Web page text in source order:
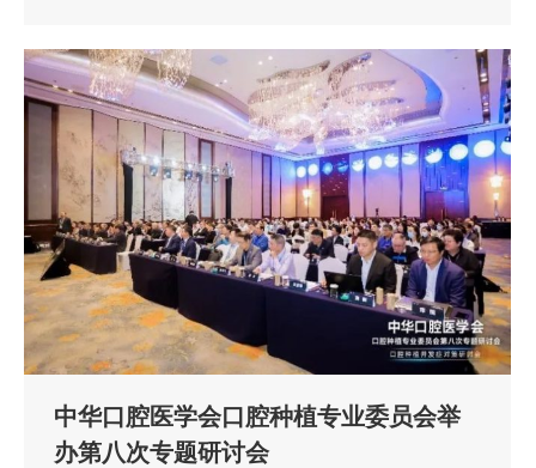
中华口腔医学会口腔种植专业委员会举
办第八次专题研讨会